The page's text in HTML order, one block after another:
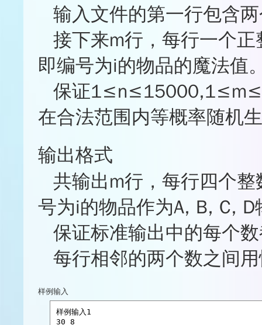
输入文件的第一行包含
接下来m行，每行一个
即编号为i的物品的魔法值
保证
在合法范围内等概率随机
输出格式
共输出m行，每行四个
号为i的物品作为A, B, C,
保证标准输出中的每个
每行相邻的两个数之间
样例输入